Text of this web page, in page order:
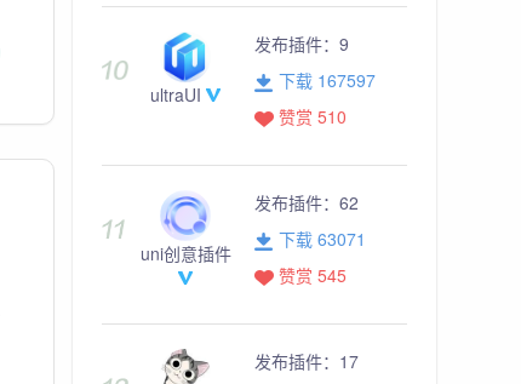
ultraUI
发布插件： 9
下载 167597
赞赏 510
uni创意插件
发布插件： 62
下载 63071
赞赏 545
发布插件： 17